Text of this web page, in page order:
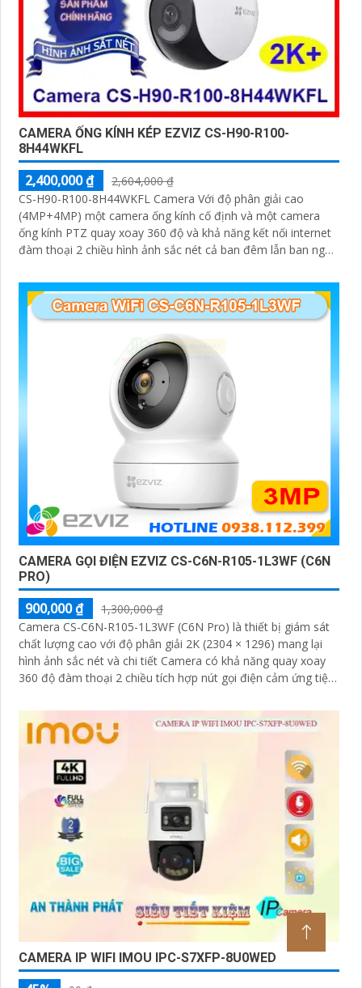
CAMERA ỐNG KÍNH KÉP EZVIZ CS-H90-R100-
8H44WKFL
2,400,000 ₫
2,604,000 ₫
CS-H90-R100-8H44WKFL Camera Với độ phân giải cao
(4MP+4MP) một camera ống kính cố định và một camera
ống kính PTZ quay xoay 360 độ và khả năng kết nối internet
đàm thoại 2 chiều hình ảnh sắc nét cả ban đêm lẫn ban ngày
Camera an ninh không dây CS-H90-R100-8H44WKFL mang
đến sự an toàn và tiện lợi.
CAMERA GỌI ĐIỆN EZVIZ CS-C6N-R105-1L3WF (C6N
PRO)
900,000 ₫
1,300,000 ₫
Camera CS-C6N-R105-1L3WF (C6N Pro) là thiết bị giám sát
chất lượng cao với độ phân giải 2K (2304 × 1296) mang lại
hình ảnh sắc nét và chi tiết Camera có khả năng quay xoay
360 độ đàm thoại 2 chiều tích hợp nút gọi điện cảm ứng tiện
được trang bị công nghệ phát hiện chuyển động thông minh
tăng cường an ninh cho không gian của bạn. Loại Camera
quan sát Wifi Không Dây CS-C6N-R105-1L3WF 3
CAMERA IP WIFI IMOU IPC-S7XFP-8U0WED